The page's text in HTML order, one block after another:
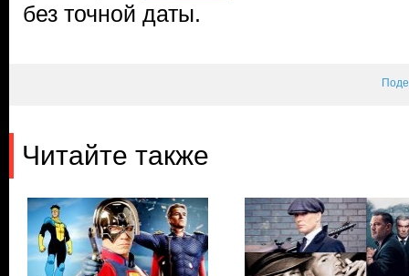
без точной даты.
Читайте также